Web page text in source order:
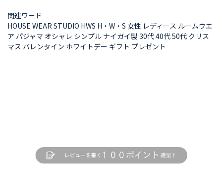
関連ワード
HOUSE WEAR STUDIO HWS H・W・S 女性 レディース ルームウエ
ア パジャマ オシャレ シンプル ナイガイ製 30代 40代 50代 クリス
マス バレンタイン ホワイトデー ギフト プレゼント